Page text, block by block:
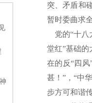
突、矛盾和
暂时委曲求
党的“十八
堂红”基础
在的反“四
甚！”，“中
步方可和谐